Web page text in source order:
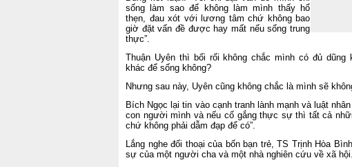
sống làm sao để không làm mình thấy hổ
thẹn, đau xót với lương tâm chứ không bao
giờ đặt vấn đề được hay mất nếu sống trung
thực”.
Thuận Uyên thì bối rối không chắc mình có đủ
khác để sống không?
Nhưng sau này, Uyên cũng không chắc là mình sẽ
Bích Ngọc lại tin vào cạnh tranh lành mạnh và luật
con người mình và nếu cố gắng thực sự thì tất cả
chứ không phải dẫm đạp để có”.
Lắng nghe đối thoại của bốn bạn trẻ, TS Trịnh Hòa
sự của một người cha và một nhà nghiên cứu về xã hội.